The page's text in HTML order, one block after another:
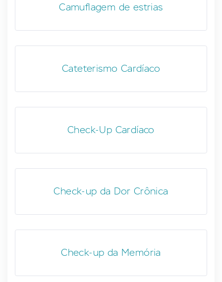
Camuflagem de estrias
Cateterismo Cardíaco
Check-Up Cardíaco
Check-up da Dor Crônica
Check-up da Memória